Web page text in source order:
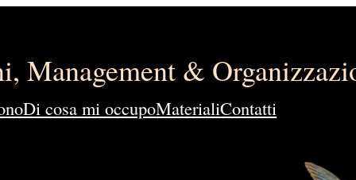
Management &
Di cosa mi occupoMaterialiContatti